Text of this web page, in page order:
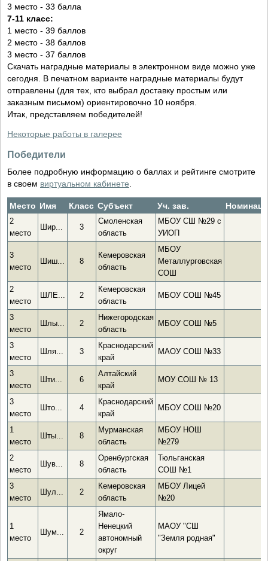
3 место - 33 балла
7-11 класс:
1 место - 39 баллов
2 место - 38 баллов
3 место - 37 баллов
Скачать наградные материалы в электронном виде можно уже
сегодня. В печатном варианте наградные материалы будут
отправлены (для тех, кто выбрал доставку простым или
заказным письмом) ориентировочно 10 ноября.
Итак, представляем победителей!
Некоторые работы в галерее
Победители
Более подробную информацию о баллах и рейтинге смотрите
в своем виртуальном кабинете.
Место Имя Класс Субъект Уч. зав.
2
место
Шир... 3
Смоленская
область
МБОУ СШ №29 с
УИОП
3
место
Шиш... 8
Кемеровская
область
МБОУ
Металлурговская
СОШ
2
место
ШЛЕ... 2
Кемеровская
область
МБОУ СОШ №45
3
место
Шлы... 2
Нижегородская
область
МБОУ СОШ №5
3
место
Шля... 3
Краснодарский
край
МАОУ СОШ №33
3
место
Шти... 6
Алтайский
край
МОУ СОШ № 13
3
место
Што... 4
Краснодарский
край
МБОУ СОШ №20
1
место
Шты... 8
Мурманская
область
МБОУ НОШ
№279
2
место
Шув... 8
Оренбургская
область
Тюльганская
СОШ №1
3
место
Шул... 2
Кемеровская
область
МБОУ Лицей
№20
1
место
Шум... 2
Ямало-
Ненецкий
автономный
округ
МАОУ "СШ
"Земля родная"